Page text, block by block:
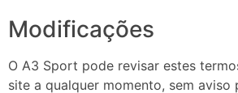
Modificações
O A3 Sport pode revisar estes
site a qualquer momento, sem aviso